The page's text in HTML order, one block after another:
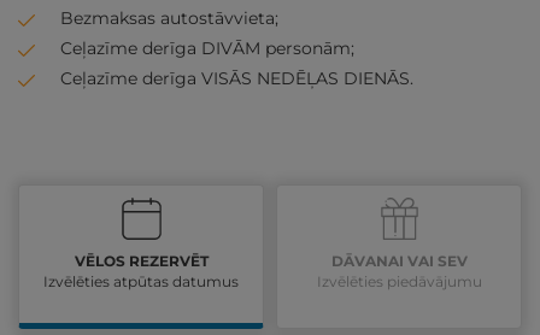
Bezmaksas autostāvvieta;
Ceļazīme derīga DIVĀM personām;
Ceļazīme derīga VISĀS NEDĒĻAS DIENĀS.
VĒLOS REZERVĒT
Izvēlēties atpūtas datumus
DĀVANAI VAI SEV
Izvēlēties piedāvājumu